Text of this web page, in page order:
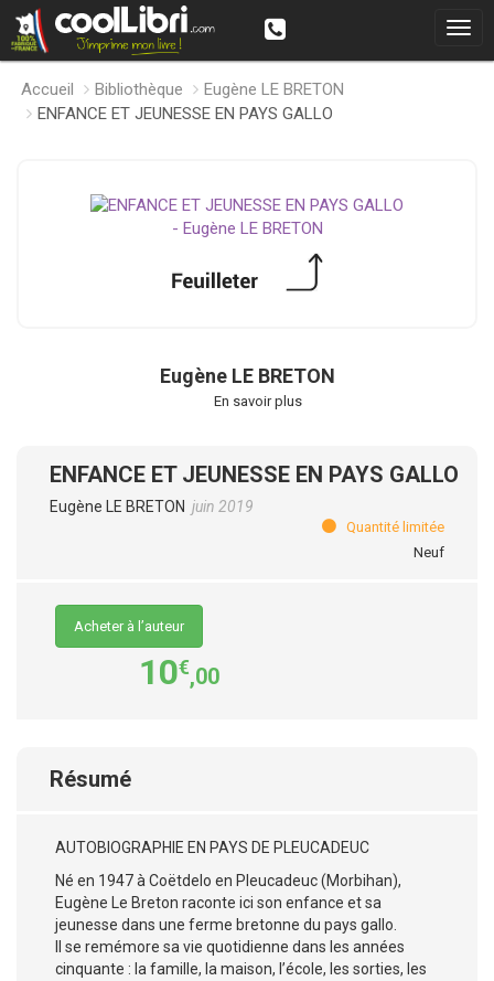
Accueil Bibliothèque
Eugène LE BRETON
ENFANCE ET JEUNESSE EN PAYS GALLO
Eugène LE BRETON
En savoir plus
ENFANCE ET JEUNESSE EN PAYS GALLO
Eugène LE BRETON juin 2019
Quantité limitée
Neuf
Acheter à l’auteur
10€,00
Résumé
AUTOBIOGRAPHIE EN PAYS DE PLEUCADEUC
Né en 1947 à Coëtdelo en Pleucadeuc (Morbihan),
Eugène Le Breton raconte ici son enfance et sa
jeunesse dans une ferme bretonne du pays gallo.
Il se remémore sa vie quotidienne dans les années
cinquante : la famille, la maison, l’école, les sorties, les